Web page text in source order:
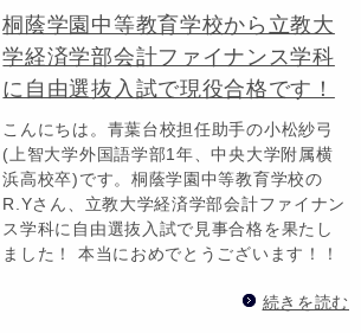
桐蔭学園中等教育学校から立教大
学経済学部会計ファイナンス学科
に自由選抜入試で現役合格です！
こんにちは。青葉台校担任助手の小松紗弓
(上智大学外国語学部1年、中央大学附属横
浜高校卒)です。桐蔭学園中等教育学校の
R.Yさん、立教大学経済学部会計ファイナン
ス学科に自由選抜入試で見事合格を果たし
ました！ 本当におめでとうございます！！
続きを読む